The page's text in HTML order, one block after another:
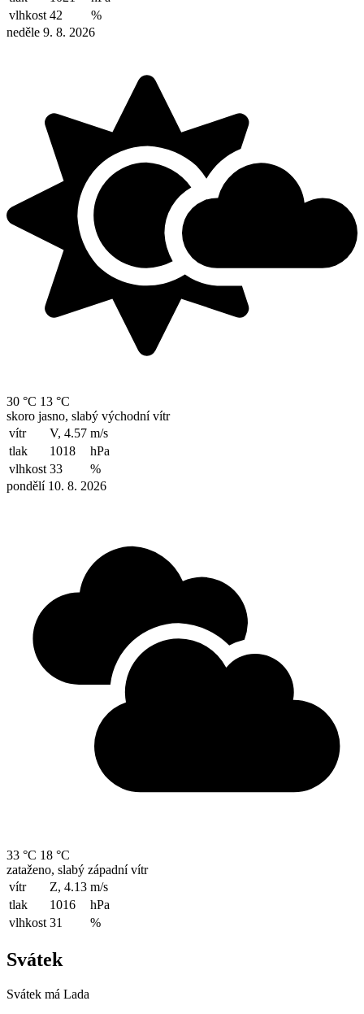
vlhkost 42
%
neděle 9. 8. 2026
30 °C 13 °C
skoro jasno, slabý východní vítr
vítr
V, 4.57 m/s
tlak
1018
hPa
vlhkost 33
%
pondělí 10. 8. 2026
33 °C 18 °C
zataženo, slabý západní vítr
vítr
Z, 4.13 m/s
tlak
1016
hPa
vlhkost 31 %
Svátek
Svátek má Lada